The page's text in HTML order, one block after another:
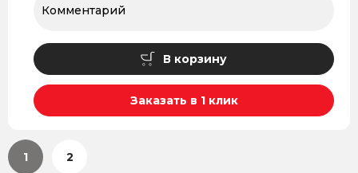
В корзину
Заказать в 1 клик
1 2